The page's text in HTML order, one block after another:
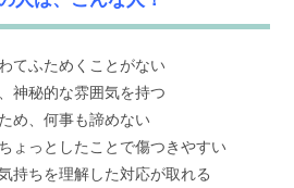
てふためくことがない
神秘的な雰囲気を持つ
め、何事も諦めない
ょっとしたことで傷つきやすい
持ちを理解した対応が取れる